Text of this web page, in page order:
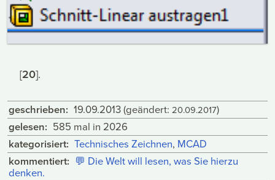
[20].
geschrieben: 19.09.2013(geändert: 20.09.2017)
gelesen: 585 mal in 2026
kategorisiert: Technisches Zeichnen, MCAD
kommentiert: 💬 Die Welt will lesen, was Sie hierzu
denken.